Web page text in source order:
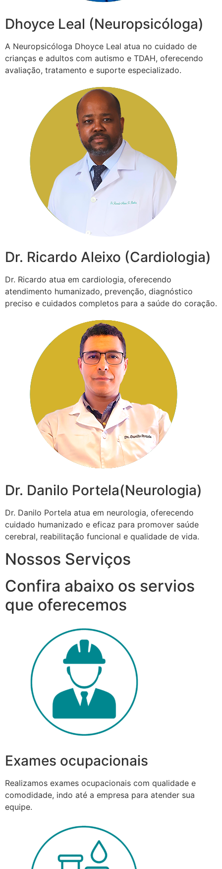
Dhoyce Leal (Neuropsicóloga)
A Neuropsicóloga Dhoyce Leal atua no cuidado de
crianças e adultos com autismo e TDAH, oferecendo
avaliação, tratamento e suporte especializado.
Dr. Ricardo Aleixo (Cardiologia)
Dr. Ricardo atua em cardiologia, oferecendo
atendimento humanizado, prevenção, diagnóstico
preciso e cuidados completos para a saúde do coração.
Dr. Danilo Portela(Neurologia)
Dr. Danilo Portela atua em neurologia, oferecendo
cuidado humanizado e eficaz para promover saúde
cerebral, reabilitação funcional e qualidade de vida.
Nossos Serviços
Confira abaixo os servios
que oferecemos
Exames ocupacionais
Realizamos exames ocupacionais com qualidade e
comodidade, indo até a empresa para atender sua
equipe.